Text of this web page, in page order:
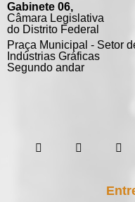
Gabinete 06,
Câmara Legislativa
do Distrito Federal
Praça Municipal - Setor
Indústrias Gráficas
Segundo andar